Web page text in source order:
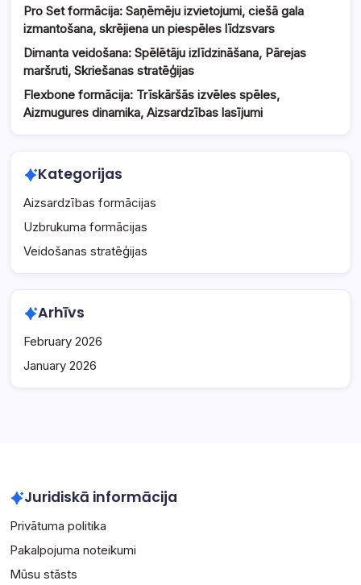
Pro Set formācija: Saņēmēju izvietojumi, ciešā gala
izmantošana, skrējiena un piespēles līdzsvars
Dimanta veidošana: Spēlētāju izlīdzināšana, Pārejas
maršruti, Skriešanas stratēģijas
Flexbone formācija: Trīskāršās izvēles spēles,
Aizmugures dinamika, Aizsardzības lasījumi
Kategorijas
Aizsardzības formācijas
Uzbrukuma formācijas
Veidošanas stratēģijas
Arhīvs
February 2026
January 2026
Juridiskā informācija
Privātuma politika
Pakalpojuma noteikumi
Mūsu stāsts